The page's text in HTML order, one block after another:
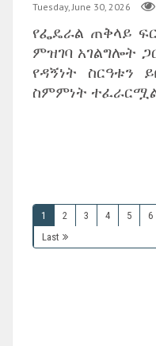
Tuesday, June 30, 2026
‎የፌዴራል ጠቅላይ
ምዝገባ አገልግሎት
የዳኝነት ስርዓቱን
ስምምነት
1 2 3 4 5 6
Last